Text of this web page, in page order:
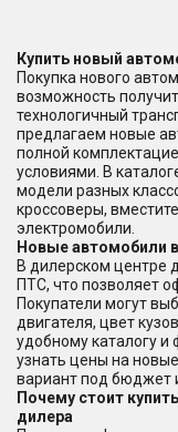
Купить новый
Покупка нового
возможность
технологичный
предлагаем новые
полной
условиями. В
модели разных
кроссоверы,
электромобили.
Новые автомобили
В дилерском центре
ПТС, что позволяет
Покупатели могут
двигателя, цвет
удобному каталогу и
узнать цены на
вариант под бюджет
Почему стоит
дилера